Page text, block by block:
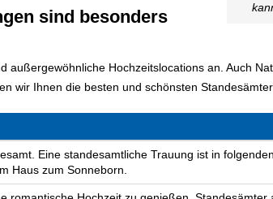
sind besonders
außergewöhnliche Hochzeitslocations an. Auch
wir Ihnen die besten und schönsten
Eine standesamtliche Trauung ist in
Haus zum Sonneborn.